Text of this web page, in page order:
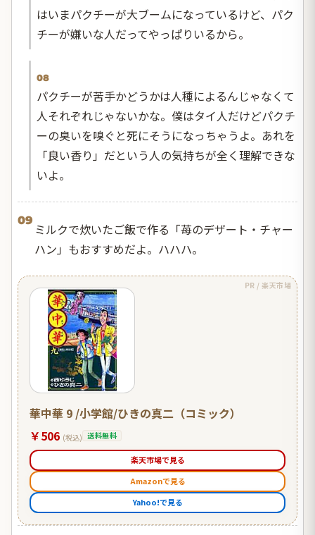
はいまパクチーが大ブームになっているけど、パク
チーが嫌いな人だってやっぱりいるから。
08
パクチーが苦手かどうかは人種によるんじゃなくて
人それぞれじゃないかな。僕はタイ人だけどパクチ
ーの臭いを嗅ぐと死にそうになっちゃうよ。あれを
「良い香り」だという人の気持ちが全く理解できな
いよ。
09
ミルクで炊いたご飯で作る「苺のデザート・チャー
ハン」もおすすめだよ。ハハハ。
PR / 楽天市場
華中華 9 /小学館/ひきの真二（コミック）
￥506 (税込) 送料無料
楽天市場で見る
Amazonで見る
Yahoo!で見る